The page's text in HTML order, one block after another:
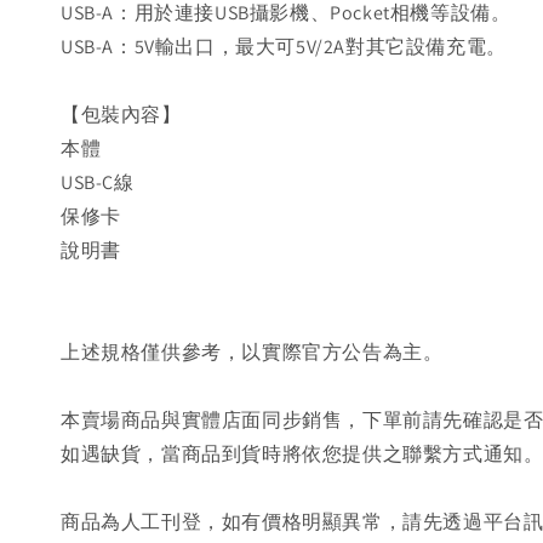
USB-A：用於連接USB攝影機、Pocket相機等設備。
USB-A：5V輸出口，最大可5V/2A對其它設備充電。
【包裝內容】
本體
USB-C線
保修卡
說明書
上述規格僅供參考，以實際官方公告為主。
本賣場商品與實體店面同步銷售，下單前請先確認是否
如遇缺貨，當商品到貨時將依您提供之聯繫方式通知。
商品為人工刊登，如有價格明顯異常，請先透過平台訊